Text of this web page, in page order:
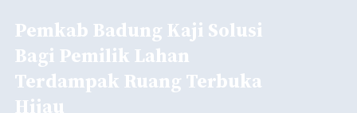
Pemkab Badung Kaji Solusi
Bagi Pemilik Lahan
Terdampak Ruang Terbuka
Hijau